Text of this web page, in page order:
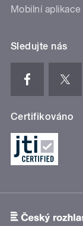
Mobilní aplikace
Sledujte nás
Certifikováno